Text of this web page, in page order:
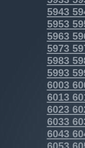
5943
5953
5963
5973
5983
5993
6003
6013
6023
6033
6043